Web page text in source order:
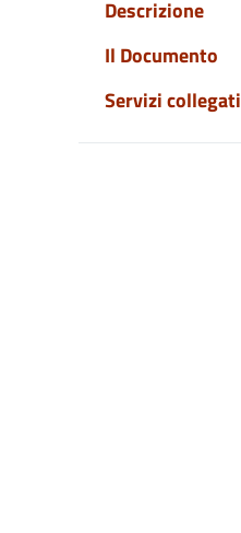
Descrizione
Il Documento
Servizi collegati